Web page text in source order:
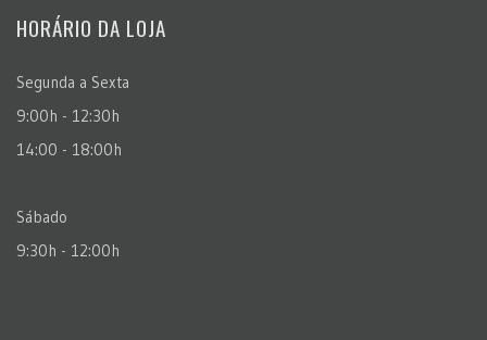
HORÁRIO DA LOJA
Segunda a Sexta
9:00h - 12:30h
14:00 - 18:00h
Sábado
9:30h - 12:00h